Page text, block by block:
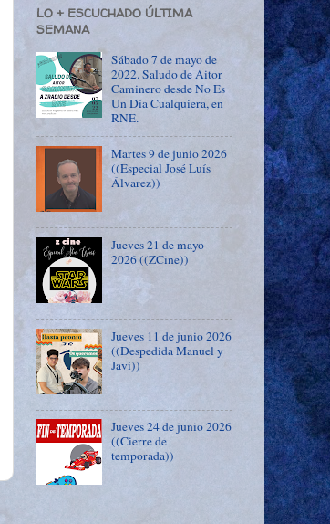
LO + ESCUCHADO ÚLTIMA
SEMANA
Sábado 7 de mayo de
2022. Saludo de Aitor
Caminero desde No Es
Un Día Cualquiera, en
RNE.
Martes 9 de junio 2026
((Especial José Luís
Álvarez))
Jueves 21 de mayo
2026 ((ZCine))
Jueves 11 de junio 2026
((Despedida Manuel y
Javi))
Jueves 24 de junio 2026
((Cierre de
temporada))